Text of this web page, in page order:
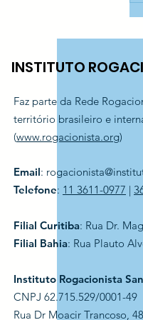
INSTITUTO
Faz parte da Rede
território brasileiro e
(www.rogacionista.org)
Email:
Telefone: 11 3611-0977 |
Filial Curitiba: Rua Dr.
Filial Bahia: Rua Plauto
Instituto Rogacionista
CNPJ 62.715.529/0001-49
Rua Dr Moacir Trancoso, 48